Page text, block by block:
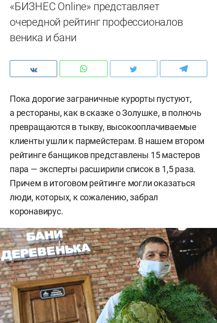
«БИЗНЕС Online» представляет
очередной рейтинг профессионалов
веника и бани
Пока дорогие заграничные курорты пустуют,
а рестораны, как в сказке о Золушке, в полночь
превращаются в тыкву, высокооплачиваемые
клиенты ушли к пармейстерам. В нашем втором
рейтинге банщиков представлены 15 мастеров
пара — эксперты расширили список в 1,5 раза.
Причем в итоговом рейтинге могли оказаться
люди, которых, к сожалению, забрал
коронавирус.